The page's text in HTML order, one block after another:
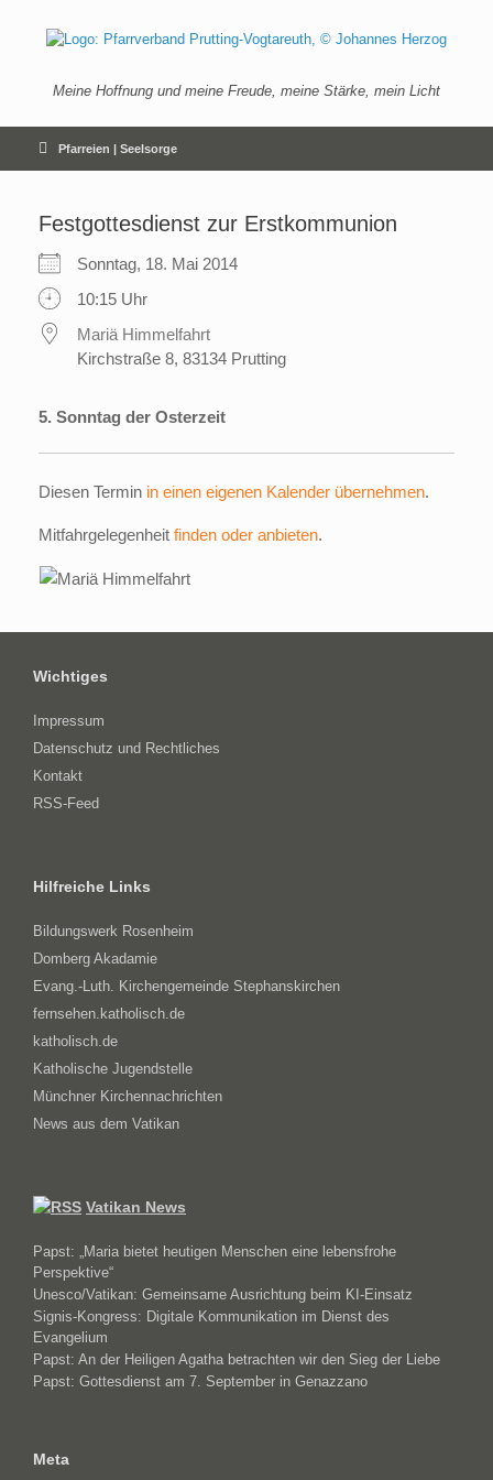
springen
Meine Hoffnung und meine Freude, meine Stärke, mein Licht
Pfarreien | Seelsorge
Festgottesdienst zur Erstkommunion
Sonntag, 18. Mai 2014
10:15 Uhr
Mariä Himmelfahrt
Kirchstraße 8, 83134 Prutting
5. Sonntag der Osterzeit
Diesen Termin in einen eigenen Kalender übernehmen.
Mitfahrgelegenheit finden oder anbieten.
Wichtiges
Impressum
Datenschutz und Rechtliches
Kontakt
RSS-Feed
Hilfreiche Links
Bildungswerk Rosenheim
Domberg Akadamie
Evang.-Luth. Kirchengemeinde Stephanskirchen
fernsehen.katholisch.de
katholisch.de
Katholische Jugendstelle
Münchner Kirchennachrichten
News aus dem Vatikan
Vatikan News
Papst: „Maria bietet heutigen Menschen eine lebensfrohe
Perspektive“
Unesco/Vatikan: Gemeinsame Ausrichtung beim KI-Einsatz
Signis-Kongress: Digitale Kommunikation im Dienst des
Evangelium
Papst: An der Heiligen Agatha betrachten wir den Sieg der Liebe
Papst: Gottesdienst am 7. September in Genazzano
Meta